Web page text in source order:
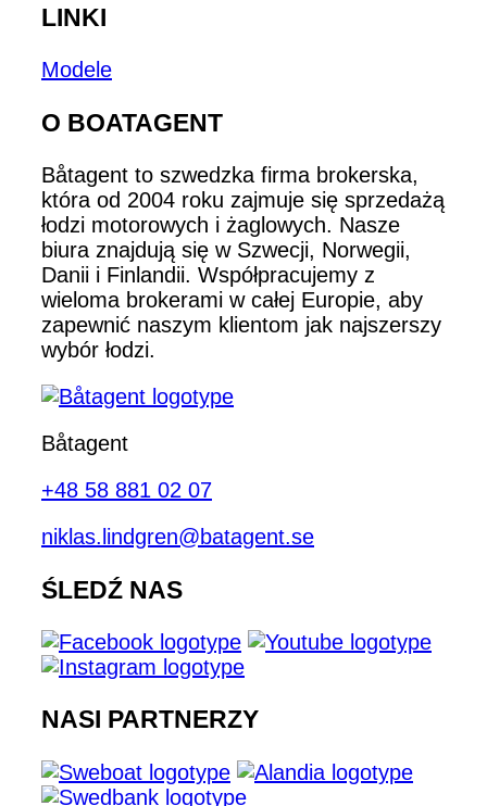
LINKI
Modele
O BOATAGENT
Båtagent to szwedzka firma brokerska,
która od 2004 roku zajmuje się sprzedażą
łodzi motorowych i żaglowych. Nasze
biura znajdują się w Szwecji, Norwegii,
Danii i Finlandii. Współpracujemy z
wieloma brokerami w całej Europie, aby
zapewnić naszym klientom jak najszerszy
wybór łodzi.
Båtagent
+48 58 881 02 07
niklas.lindgren@batagent.se
ŚLEDŹ NAS
NASI PARTNERZY